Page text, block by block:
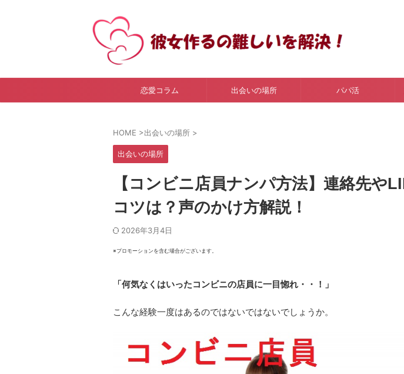
恋愛コラム 出会いの場所 パパ活
HOME >出会いの場所 >
出会いの場所
【コンビニ店員ナンパ方法】連絡先や
コツは？声のかけ方解説！
2026年3月4日
※プロモーションを含む場合がございます。
「何気なくはいったコンビニの店員に一目惚れ・・！」
こんな経験一度はあるのではないではないでしょうか。